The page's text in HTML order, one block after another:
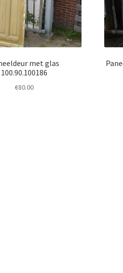
met glas
100.90.100186
€80.00